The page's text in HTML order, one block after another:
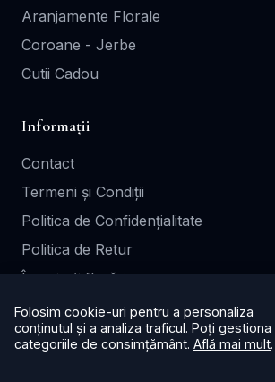
Aranjamente Florale
Coroane - Jerbe
Cutii Cadou
Informații
Contact
Termeni și Condiții
Politica de Confidențialitate
Politica de Retur
Înscrie-ți florăria
Legal
Folosim cookie-uri pentru a personaliza
conținutul și a analiza traficul. Poți gestiona
categoriile de consimțământ. Află mai mult.